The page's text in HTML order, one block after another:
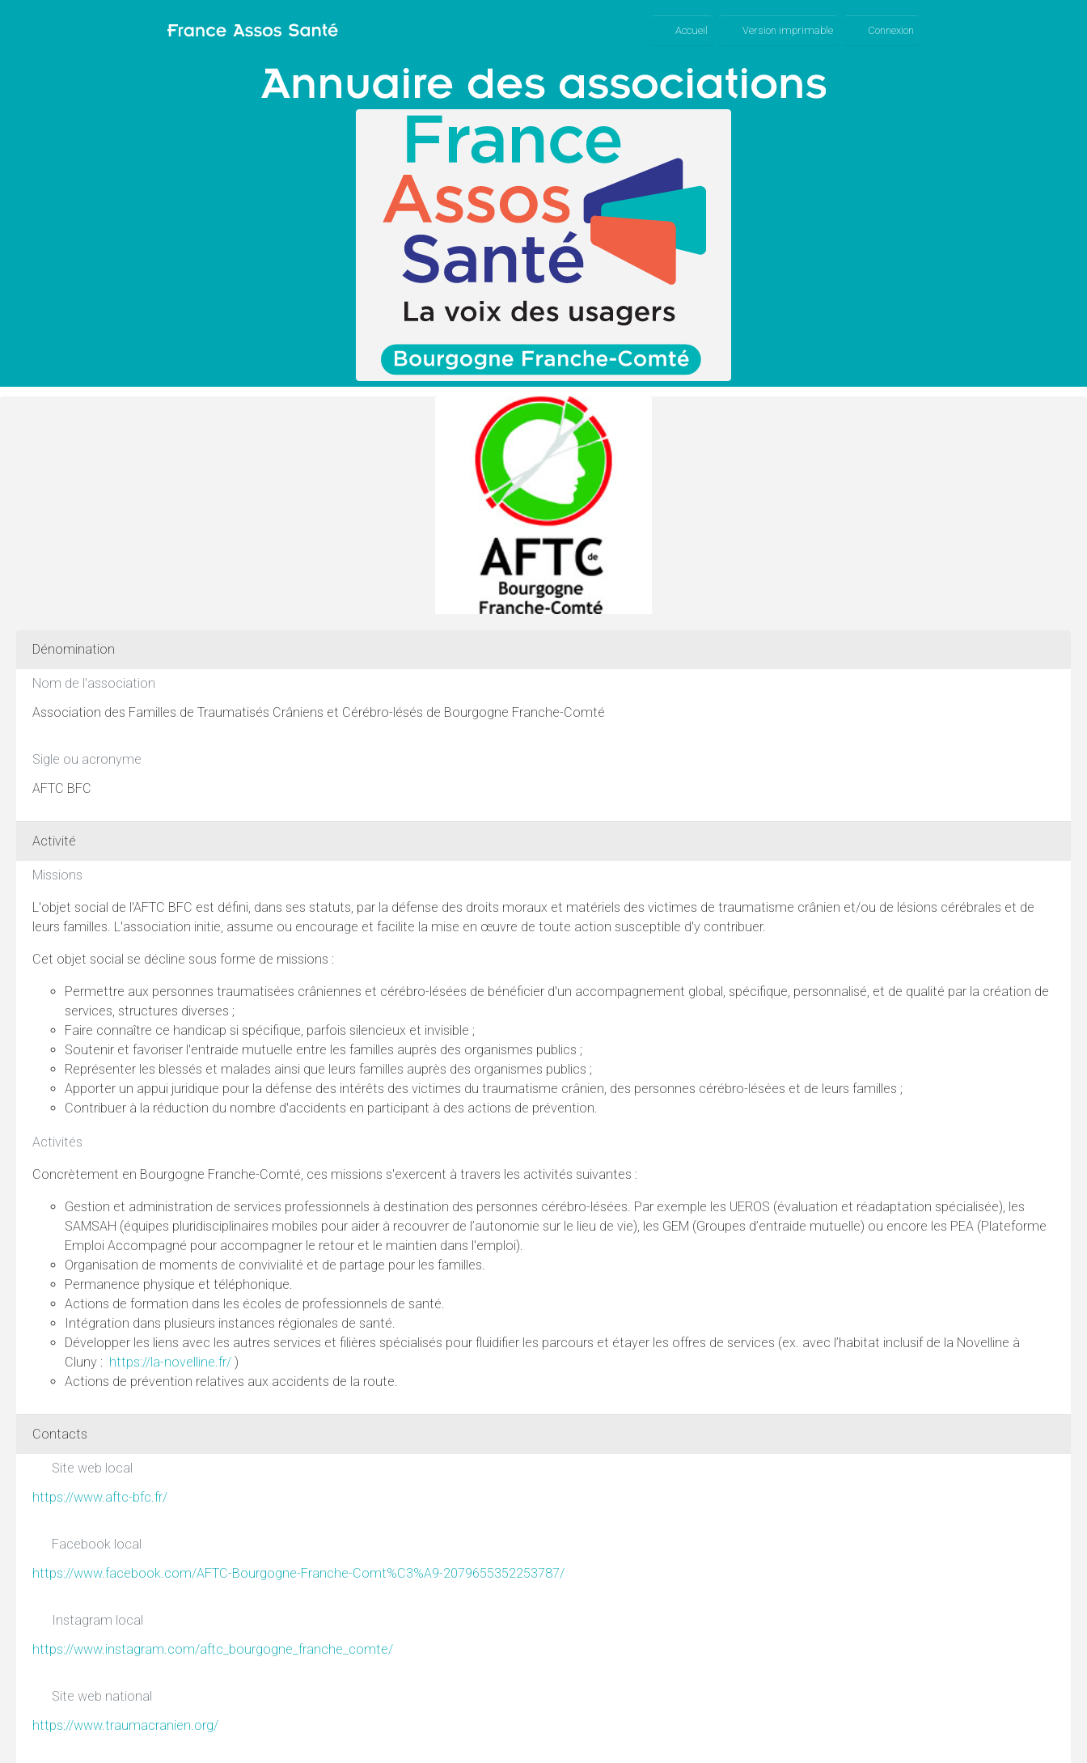
Accueil Version imprimable Connexion
Dénomination
Nom de l'association
Association des Familles de Traumatisés Crâniens et Cérébro-lésés de Bourgogne Franche-Comté
Sigle ou acronyme
AFTC BFC
Activité
Missions
L'objet social de l'AFTC BFC est défini, dans ses statuts, par la défense des droits moraux et matériels des victimes de traumatisme crânien et/ou de lésions cérébrales et de
leurs familles. L'association initie, assume ou encourage et facilite la mise en œuvre de toute action susceptible d'y contribuer.
Cet objet social se décline sous forme de missions :
Permettre aux personnes traumatisées crâniennes et cérébro-lésées de bénéficier d'un accompagnement global, spécifique, personnalisé, et de qualité par la création de
services, structures diverses ;
Faire connaître ce handicap si spécifique, parfois silencieux et invisible ;
Soutenir et favoriser l'entraide mutuelle entre les familles auprès des organismes publics ;
Représenter les blessés et malades ainsi que leurs familles auprès des organismes publics ;
Apporter un appui juridique pour la défense des intérêts des victimes du traumatisme crânien, des personnes cérébro-lésées et de leurs familles ;
Contribuer à la réduction du nombre d'accidents en participant à des actions de prévention.
Activités
Concrètement en Bourgogne Franche-Comté, ces missions s'exercent à travers les activités suivantes :
Gestion et administration de services professionnels à destination des personnes cérébro-lésées. Par exemple les UEROS (évaluation et réadaptation spécialisée), les
SAMSAH (équipes pluridisciplinaires mobiles pour aider à recouvrer de l’autonomie sur le lieu de vie), les GEM (Groupes d’entraide mutuelle) ou encore les PEA (Plateforme
Emploi Accompagné pour accompagner le retour et le maintien dans l'emploi).
Organisation de moments de convivialité et de partage pour les familles.
Permanence physique et téléphonique.
Actions de formation dans les écoles de professionnels de santé.
Intégration dans plusieurs instances régionales de santé.
Développer les liens avec les autres services et filières spécialisés pour fluidifier les parcours et étayer les offres de services (ex. avec l’habitat inclusif de la Novelline à
Cluny : https://la-novelline.fr/ )
Actions de prévention relatives aux accidents de la route.
Contacts
Site web local
https://www.aftc-bfc.fr/
Facebook local
https://www.facebook.com/AFTC-Bourgogne-Franche-Comt%C3%A9-2079655352253787/
Instagram local
https://www.instagram.com/aftc_bourgogne_franche_comte/
Site web national
https://www.traumacranien.org/